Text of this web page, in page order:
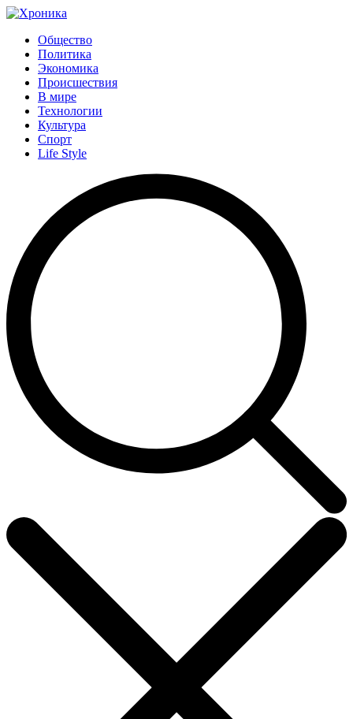
Общество
Политика
Экономика
Происшествия
В мире
Технологии
Культура
Спорт
Life Style